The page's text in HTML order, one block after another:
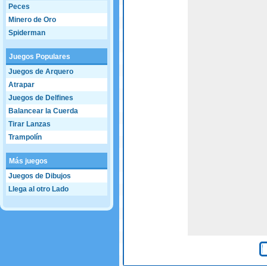
Peces
Minero de Oro
Spiderman
Juegos Populares
Juegos de Arquero
Atrapar
Juegos de Delfines
Balancear la Cuerda
Tirar Lanzas
Trampolín
Más juegos
Juegos de Dibujos
Llega al otro Lado